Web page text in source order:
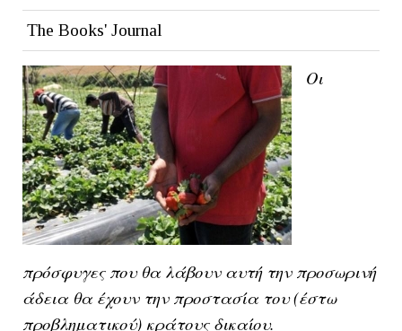
The Books' Journal
Οι
πρόσφυγες που θα λάβουν αυτή την προσωρινή
άδεια θα έχουν την προστασία του (έστω
προβληματικού) κράτους δικαίου.